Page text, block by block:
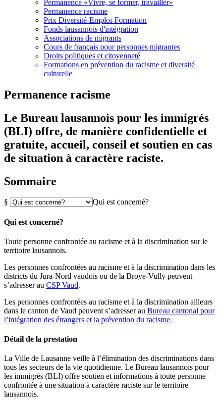
Permanence «Vivre, se former, travailler»
Permanence racisme
Prix Diversité-Emploi-Formation
Fonds lausannois d'intégration
Associations de migrants
Cours de français pour personnes migrantes
Droits politiques et citoyenneté
Formations en prévention du racisme et diversité
culturelle
Permanence racisme
Le Bureau lausannois pour les immigrés
(BLI) offre, de manière confidentielle et
gratuite, accueil, conseil et soutien en cas
de situation à caractère raciste.
Sommaire
§ Qui est concerné?
Qui est concerné?
Toute personne confrontée au racisme et à la discrimination sur le
territoire lausannois.
Les personnes confrontées au racisme et à la discrimination dans les
districts du Jura-Nord vaudois ou de la Broye-Vully peuvent
s’adresser au CSP Vaud.
Les personnes confrontées au racisme et à la discrimination ailleurs
dans le canton de Vaud peuvent s’adresser au Bureau cantonal pour
l’intégration des étrangers et la prévention du racisme.
Détail de la prestation
La Ville de Lausanne veille à l’élimination des discriminations dans
tous les secteurs de la vie quotidienne. Le Bureau lausannois pour
les immigrés (BLI) offre soutien et informations à toute personne
confrontée à une situation à caractère raciste sur le territoire
lausannois.